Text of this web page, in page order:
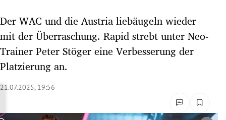
Untermenü
Untermenü
Der WAC und die Austria liebäugeln wieder
mit der Überraschung. Rapid strebt unter Neo-
Trainer Peter Stöger eine Verbesserung der
Platzierung an.
21.07.2025, 19:56